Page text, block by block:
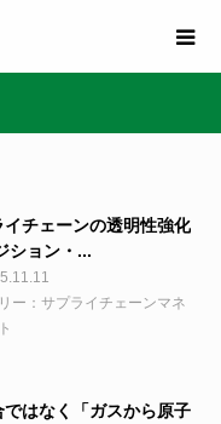
イチェーンの透明性強化
ション・...
ー：サプライチェーンマネ
ではなく「ガスから原子